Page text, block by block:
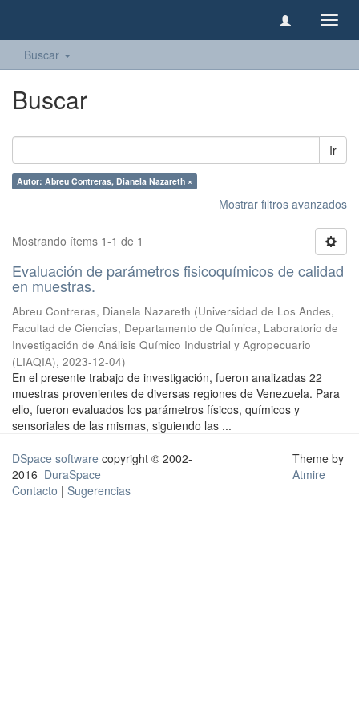
Buscar
Buscar
Ir
Autor: Abreu Contreras, Dianela Nazareth ×
Mostrar filtros avanzados
Mostrando ítems 1-1 de 1
Evaluación de parámetros fisicoquímicos de calidad
en muestras.
Abreu Contreras, Dianela Nazareth (Universidad de Los Andes,
Facultad de Ciencias, Departamento de Química, Laboratorio de
Investigación de Análisis Químico Industrial y Agropecuario
(LIAQIA), 2023-12-04)
En el presente trabajo de investigación, fueron analizadas 22
muestras provenientes de diversas regiones de Venezuela. Para
ello, fueron evaluados los parámetros físicos, químicos y
sensoriales de las mismas, siguiendo las ...
DSpace software copyright © 2002-
2016 DuraSpace
Contacto | Sugerencias
Theme by
Atmire